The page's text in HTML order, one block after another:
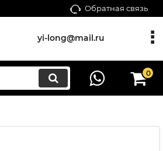
Обратная связь
yi-long@mail.ru
0